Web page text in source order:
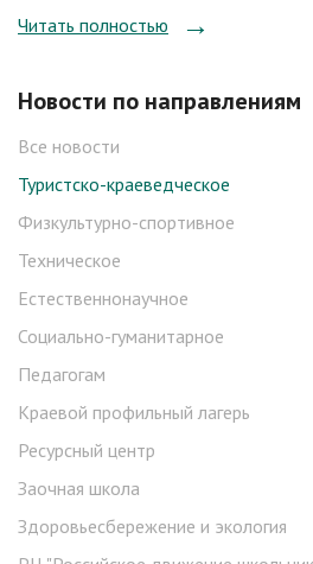
Читать полностью
Новости по направлениям
Все новости
Туристско-краеведческое
Физкультурно-спортивное
Техническое
Естественнонаучное
Социально-гуманитарное
Педагогам
Краевой профильный лагерь
Ресурсный центр
Заочная школа
Здоровьесбережение и экология